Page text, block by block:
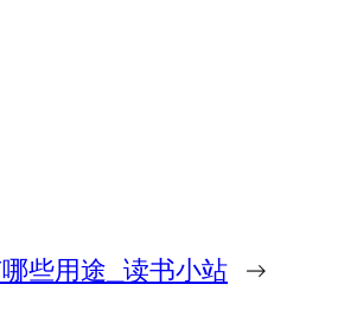
些用途_读书小站 →